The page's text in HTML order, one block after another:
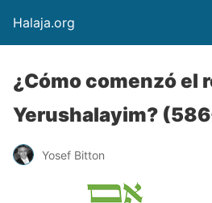
Halaja.org
¿Cómo comenzó el
Yerushalayim?
Yosef Bitton